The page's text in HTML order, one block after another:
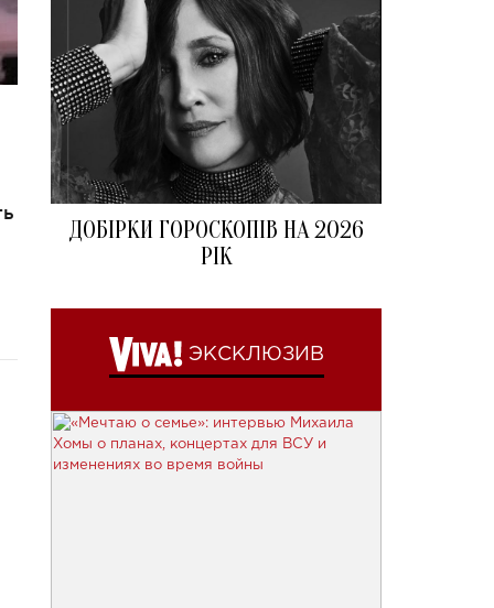
ДОБІРКИ ГОРОСКОПІВ НА 2026
РІК
ЭКСКЛЮЗИВ